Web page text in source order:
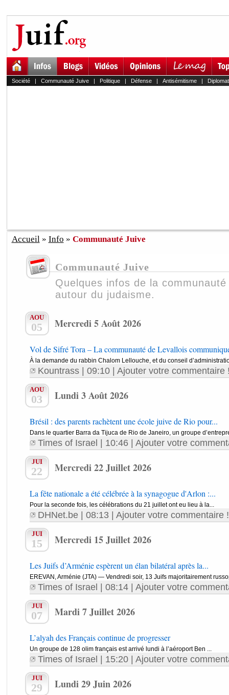
Société| Communauté Juive| Politique| Défense| Antisémitisme|
Accueil» Info » Communauté Juive
Communauté Juive
Quelques infos de la
autour du judaisme.
AOU
05 Mercredi 5 Août 2026
Vol de Sifré Tora – La communauté de Levallois
À la demande du rabbin Chalom Lellouche, et du conseil
Kountrass| 09:10 | Ajouter votre commentaire
AOU
03 Lundi 3 Août 2026
Brésil : des parents rachètent une école juive de Rio pour...
Dans le quartier Barra da Tijuca de Rio de Janeiro, un groupe
Times of Israel | 10:46 | Ajouter votre
JUI
22 Mercredi 22 Juillet 2026
La fête nationale a été célébrée à la synagogue d'Arlon :...
Pour la seconde fois, les célébrations du 21 juillet ont eu lieu à la...
DHNet.be| 08:13 | Ajouter votre commentaire !
JUI
15 Mercredi 15 Juillet 2026
Les Juifs d’Arménie espèrent un élan bilatéral après la...
EREVAN, Arménie (JTA) — Vendredi soir, 13 Juifs majoritairement
Times of Israel | 08:14 | Ajouter votre
JUI
07 Mardi 7 Juillet 2026
L’alyah des Français continue de progresser
Un groupe de 128 olim français est arrivé lundi à l’aéroport Ben ...
Times of Israel | 15:20 | Ajouter votre
JUI
29 Lundi 29 Juin 2026